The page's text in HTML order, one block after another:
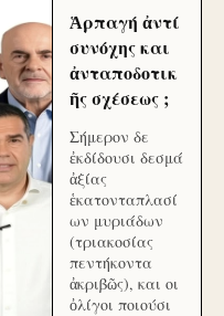
Ἁρπαγή ἀντί
συνόχης και
ἀνταποδοτικ
ῆς σχέσεως ;
Σήμερον δε
ἐκδίδουσι δεσμά
ἀξίας
ἑκατονταπλασί
ων μυριάδων
(τριακοσίας
πεντήκοντα
ἀκριβῶς), και οι
ὀλίγοι ποιούσι